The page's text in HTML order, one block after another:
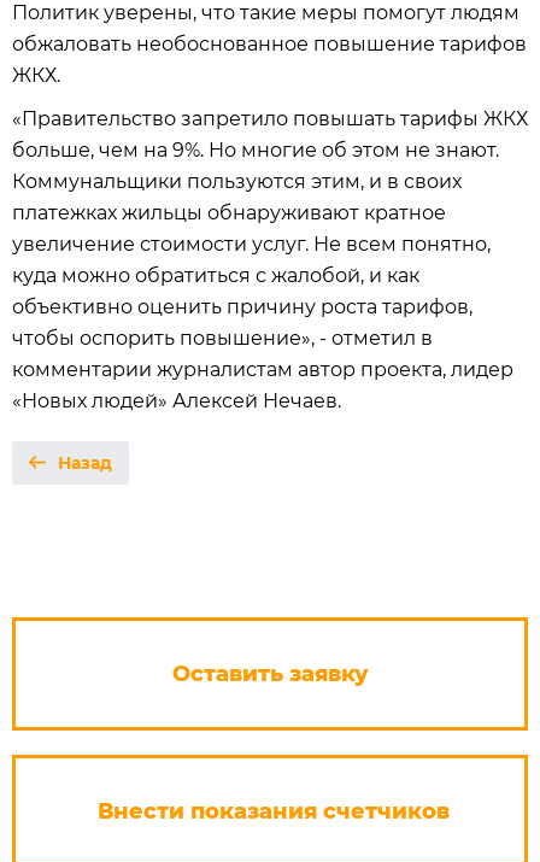
Политик уверены, что такие меры помогут людям
обжаловать необоснованное повышение тарифов
ЖКХ.
«Правительство запретило повышать тарифы ЖКХ
больше, чем на 9%. Но многие об этом не знают.
Коммунальщики пользуются этим, и в своих
платежках жильцы обнаруживают кратное
увеличение стоимости услуг. Не всем понятно,
куда можно обратиться с жалобой, и как
объективно оценить причину роста тарифов,
чтобы оспорить повышение», - отметил в
комментарии журналистам автор проекта, лидер
«Новых людей» Алексей Нечаев.
Назад
Оставить заявку
Внести показания счетчиков